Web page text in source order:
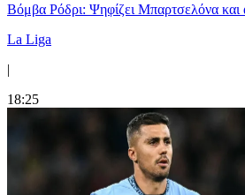
Βόμβα Ρόδρι: Ψηφίζει Μπαρτσελόνα και
La Liga
|
18:25